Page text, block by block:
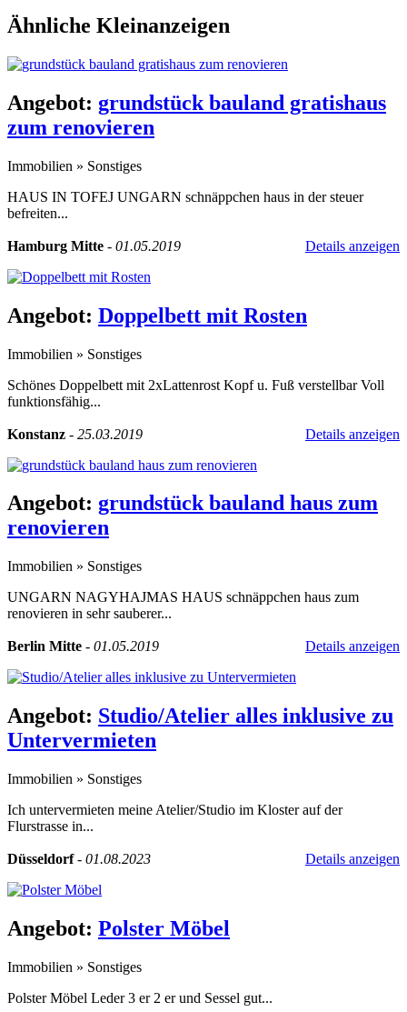
Ähnliche Kleinanzeigen
Angebot: grundstück bauland gratishaus
zum renovieren
Immobilien » Sonstiges
HAUS IN TOFEJ UNGARN schnäppchen haus in der steuer
befreiten...
Hamburg Mitte - 01.05.2019 Details anzeigen
Angebot: Doppelbett mit Rosten
Immobilien » Sonstiges
Schönes Doppelbett mit 2xLattenrost Kopf u. Fuß verstellbar Voll
funktionsfähig...
Konstanz - 25.03.2019 Details anzeigen
Angebot: grundstück bauland haus zum
renovieren
Immobilien » Sonstiges
UNGARN NAGYHAJMAS HAUS schnäppchen haus zum
renovieren in sehr sauberer...
Berlin Mitte - 01.05.2019 Details anzeigen
Angebot: Studio/Atelier alles inklusive zu
Untervermieten
Immobilien » Sonstiges
Ich untervermieten meine Atelier/Studio im Kloster auf der
Flurstrasse in...
Düsseldorf- 01.08.2023 Details anzeigen
Angebot: Polster Möbel
Immobilien » Sonstiges
Polster Möbel Leder 3 er 2 er und Sessel gut...